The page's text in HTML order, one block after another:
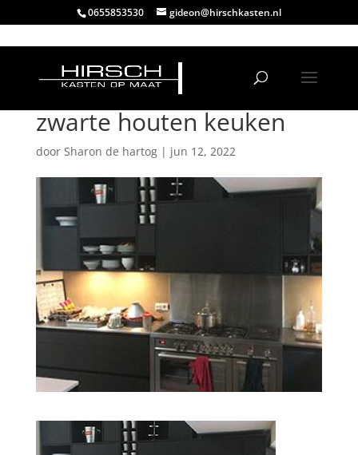
0655853530 gideon@hirschkasten.nl
zwarte houten keuken
door Sharon de hartog| jun 12, 2022